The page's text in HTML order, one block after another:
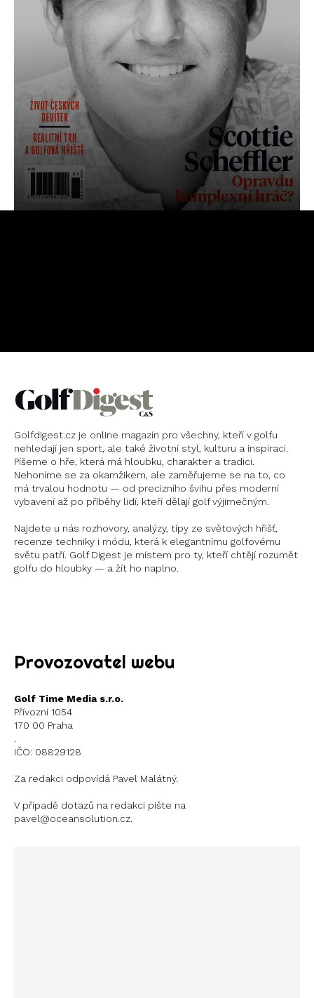
Golfdigest.cz je online magazín pro všechny, kteří v golfu
nehledají jen sport, ale také životní styl, kulturu a inspiraci.
Píšeme o hře, která má hloubku, charakter a tradici.
Nehoníme se za okamžikem, ale zaměřujeme se na to, co
má trvalou hodnotu — od precizního švihu přes moderní
vybavení až po příběhy lidí, kteří dělají golf výjimečným.
Najdete u nás rozhovory, analýzy, tipy ze světových hřišť,
recenze techniky i módu, která k elegantnímu golfovému
světu patří. Golf Digest je místem pro ty, kteří chtějí rozumět
golfu do hloubky — a žít ho naplno.
Provozovatel webu
Golf Time Media s.r.o.
Přívozní 1054
170 00 Praha
.
IČO: 08829128
Za redakci odpovídá Pavel Malátný.
V případě dotazů na redakci pište na
pavel@oceansolution.cz.